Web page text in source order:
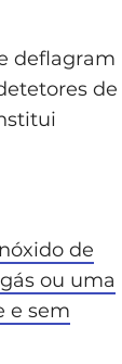
deflagram
de
de
ou uma
e sem